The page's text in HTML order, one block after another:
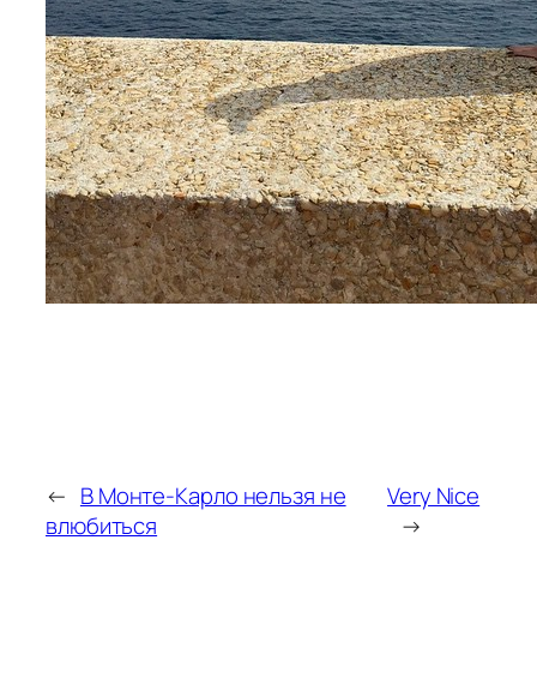
← В Монте-Карло нельзя не
влюбиться
Very Nice
→